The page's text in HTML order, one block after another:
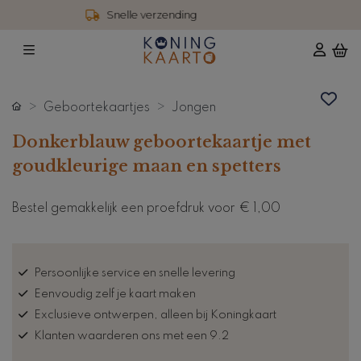
4,6 / 5 reviews
Geboortekaartjes Jongen
Donkerblauw geboortekaartje met
goudkleurige maan en spetters
Bestel gemakkelijk een proefdruk voor € 1,00
Persoonlijke service en snelle levering
Eenvoudig zelf je kaart maken
Exclusieve ontwerpen, alleen bij Koningkaart
Klanten waarderen ons met een 9.2